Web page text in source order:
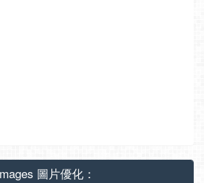
圖片優化：